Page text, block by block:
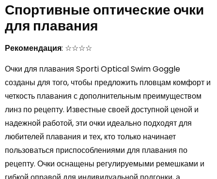
Спортивные оптические очки
для плавания
Рекомендация: ☆☆☆☆
Очки для плавания Sporti Optical Swim Goggle
созданы для того, чтобы предложить пловцам комфорт и
четкость плавания с дополнительным преимуществом
линз по рецепту. Известные своей доступной ценой и
надежной работой, эти очки идеально подходят для
любителей плавания и тех, кто только начинает
пользоваться приспособлениями для плавания по
рецепту. Очки оснащены регулируемыми ремешками и